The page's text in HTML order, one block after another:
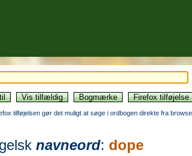
tilføjelsen gør det muligt at søge i ordbogen direkte fra
navneord: dope